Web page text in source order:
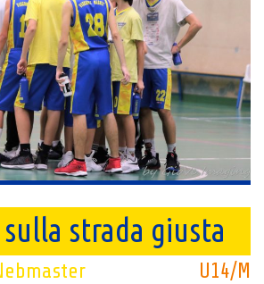
sulla strada giusta
U14/M